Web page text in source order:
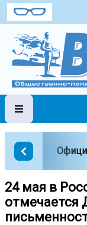
24 мая в
отмечается